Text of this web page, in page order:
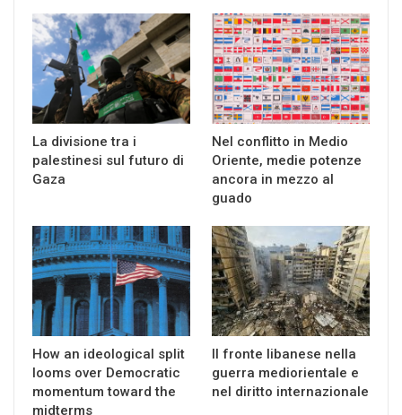
La divisione tra i
palestinesi sul futuro di
Gaza
Nel conflitto in Medio
Oriente, medie potenze
ancora in mezzo al
guado
How an ideological split
looms over Democratic
momentum toward the
midterms
Il fronte libanese nella
guerra mediorientale e
nel diritto internazionale